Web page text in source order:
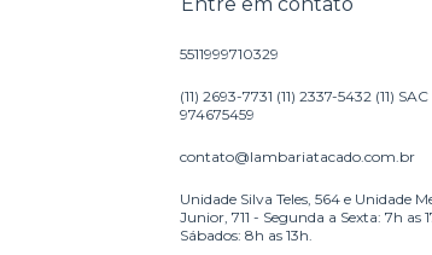
5511999710329
(11) 2693-7731 (11) 2337-5432 (11) SAC
974675459
contato@lambariatacado.com.br
Unidade Silva Teles, 564 e Unidade
Junior, 711 - Segunda a Sexta: 7h as
Sábados: 8h as 13h.